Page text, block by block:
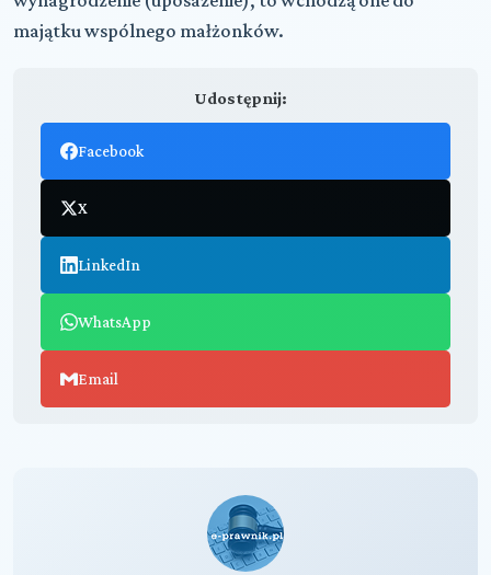
majątku wspólnego małżonków.
Udostępnij:
Facebook
X
LinkedIn
WhatsApp
Email